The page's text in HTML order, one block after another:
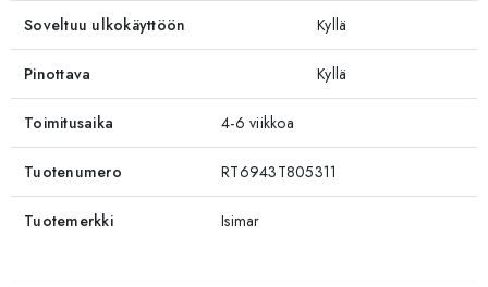
Soveltuu ulkokäyttöön Kyllä
Pinottava Kyllä
Toimitusaika 4-6 viikkoa
Tuotenumero RT6943T805311
Tuotemerkki Isimar